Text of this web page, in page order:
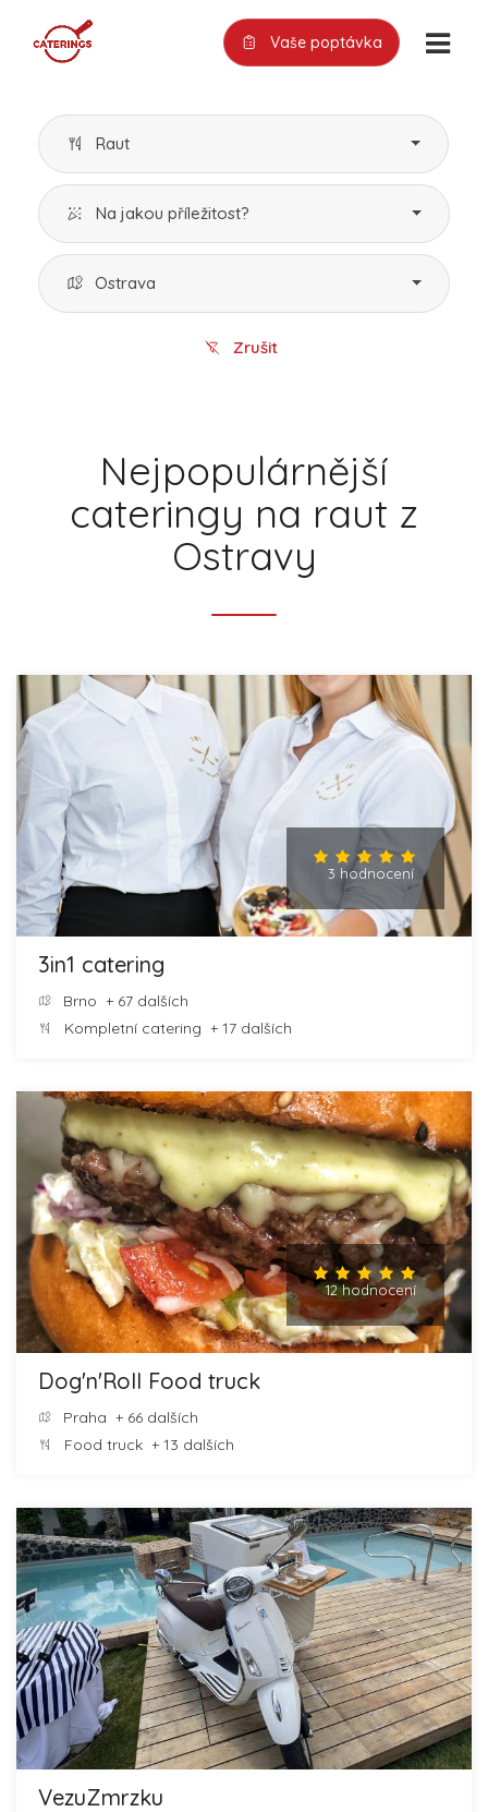
Vaše poptávka
Raut
Na jakou příležitost?
Ostrava
Zrušit
Nejpopulárnější
cateringy na raut z
Ostravy
3 hodnocení
3in1 catering
Brno + 67 dalších
Kompletní catering + 17 dalších
12 hodnocení
Dog'n'Roll Food truck
Praha + 66 dalších
Food truck + 13 dalších
VezuZmrzku